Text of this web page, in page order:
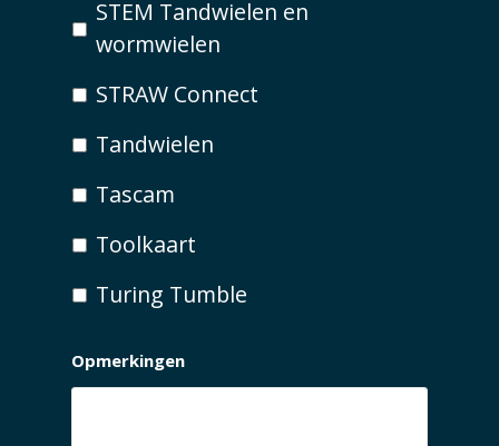
STEM Tandwielen en
wormwielen
STRAW Connect
Tandwielen
Tascam
Toolkaart
Turing Tumble
Opmerkingen